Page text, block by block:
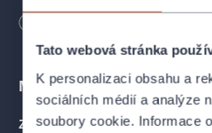
Tato webová stránka
K personalizaci obsahu a
sociálních médií a analýze
soubory cookie. Informace
Místa
Zámek Nový Hrad